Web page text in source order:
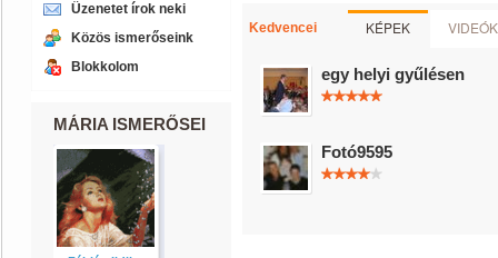
Üzenetet írok neki
Közös ismerőseink
Blokkolom
MÁRIA ISMERŐSEI
Kedvencei KÉPEK VIDEÓK
egy helyi gyűlésen
Fotó9595